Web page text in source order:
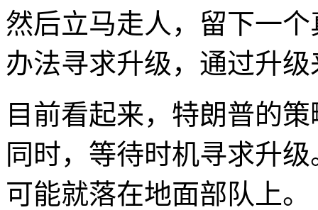
然后立马走人，留下一
办法寻求升级，通过升
目前看起来，特朗普的
同时，等待时机寻求升
可能就落在地面部队上。